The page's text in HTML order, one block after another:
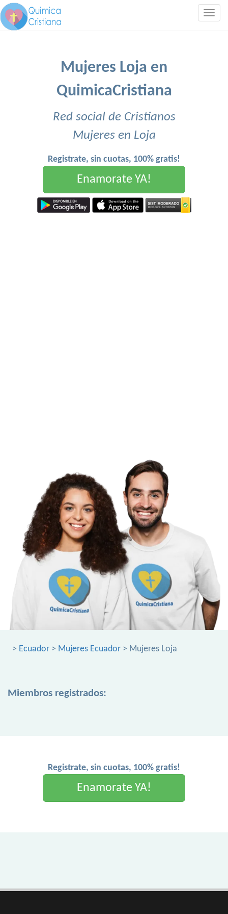
Mujeres Loja en
QuimicaCristiana
Red social de Cristianos
Mujeres en Loja
Registrate, sin cuotas, 100% gratis!
Enamorate YA!
> Ecuador > Mujeres Ecuador > Mujeres Loja
Miembros registrados:
Registrate, sin cuotas, 100% gratis!
Enamorate YA!